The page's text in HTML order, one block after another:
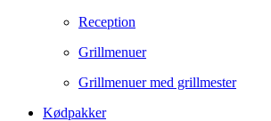
Reception
Grillmenuer
Grillmenuer med grillmester
Kødpakker